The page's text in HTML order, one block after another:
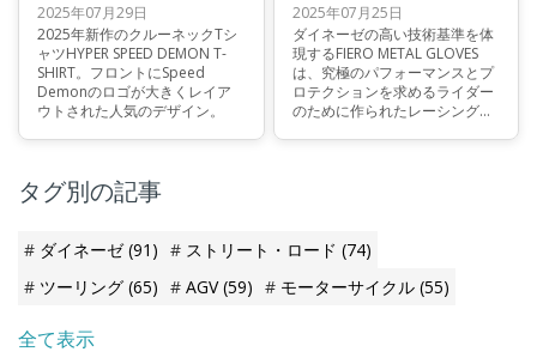
2025年07月29日
2025年新作のクルーネックTシ
ャツHYPER SPEED DEMON T-
SHIRT。フロントにSpeed
Demonのロゴが大きくレイア
ウトされた人気のデザイン。
2025年07月25日
ダイネーゼの高い技術基準を体
現するFIERO METAL GLOVES
は、究極のパフォーマンスとプ
ロテクションを求めるライダー
のために作られたレーシンググ
タグ別の記事
ダイネーゼ(91) ストリート・ロード (74)
ツーリング (65) AGV(59) モーターサイクル (55)
全て表示